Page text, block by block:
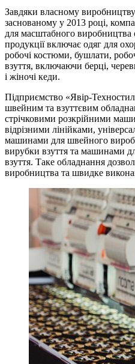
Завдяки власному
заснованому у 2013 році,
для масштабного виробництва
продукції включає одяг для
робочі костюми, бушлати,
взуття, включаючи берці,
і жіночі кеди.
Підприємство «Явір-
швейним та взуттєвим
стрічковими розкрійними
відрізними лінійками,
машинами для швейного
вирубки взуття та машинами
взуття. Таке обладнання
виробництва та швидке